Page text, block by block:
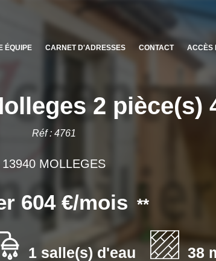
ÉQUIPE CARNET D'ADRESSES CONTACT ACCÈS
2 pièce(s)
Réf : 4761
13940 MOLLEGES
604 €/mois **
1 salle(s) d'eau 38